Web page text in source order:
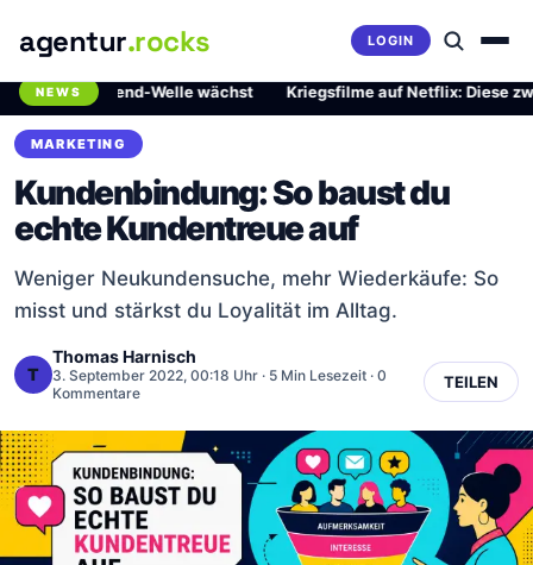
agentur.rocks LOGIN
NEWS
Breaking News Ticker
Trend-Welle wächst· Kriegsfilme auf Netflix: Diese zwei
MARKETING
Kundenbindung: So baust du
echte Kundentreue auf
Weniger Neukundensuche, mehr Wiederkäufe: So
misst und stärkst du Loyalität im Alltag.
T
Thomas Harnisch
3. September 2022, 00:18 Uhr · 5 Min Lesezeit · 0
Kommentare
TEILEN